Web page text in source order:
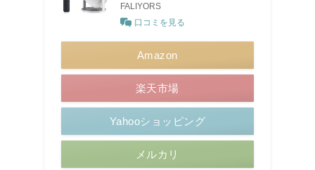
FALIYORS
口コミを見る
Amazon
楽天市場
Yahooショッピング
メルカリ